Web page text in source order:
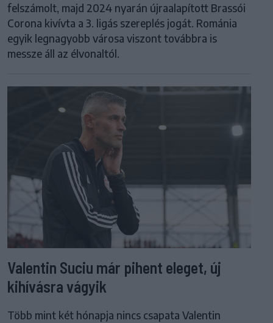
felszámolt, majd 2024 nyarán újraalapított Brassói
Corona kivívta a 3. ligás szereplés jogát. Románia
egyik legnagyobb városa viszont továbbra is
messze áll az élvonaltól.
Valentin Suciu már pihent eleget, új
kihívásra vágyik
Több mint két hónapja nincs csapata Valentin